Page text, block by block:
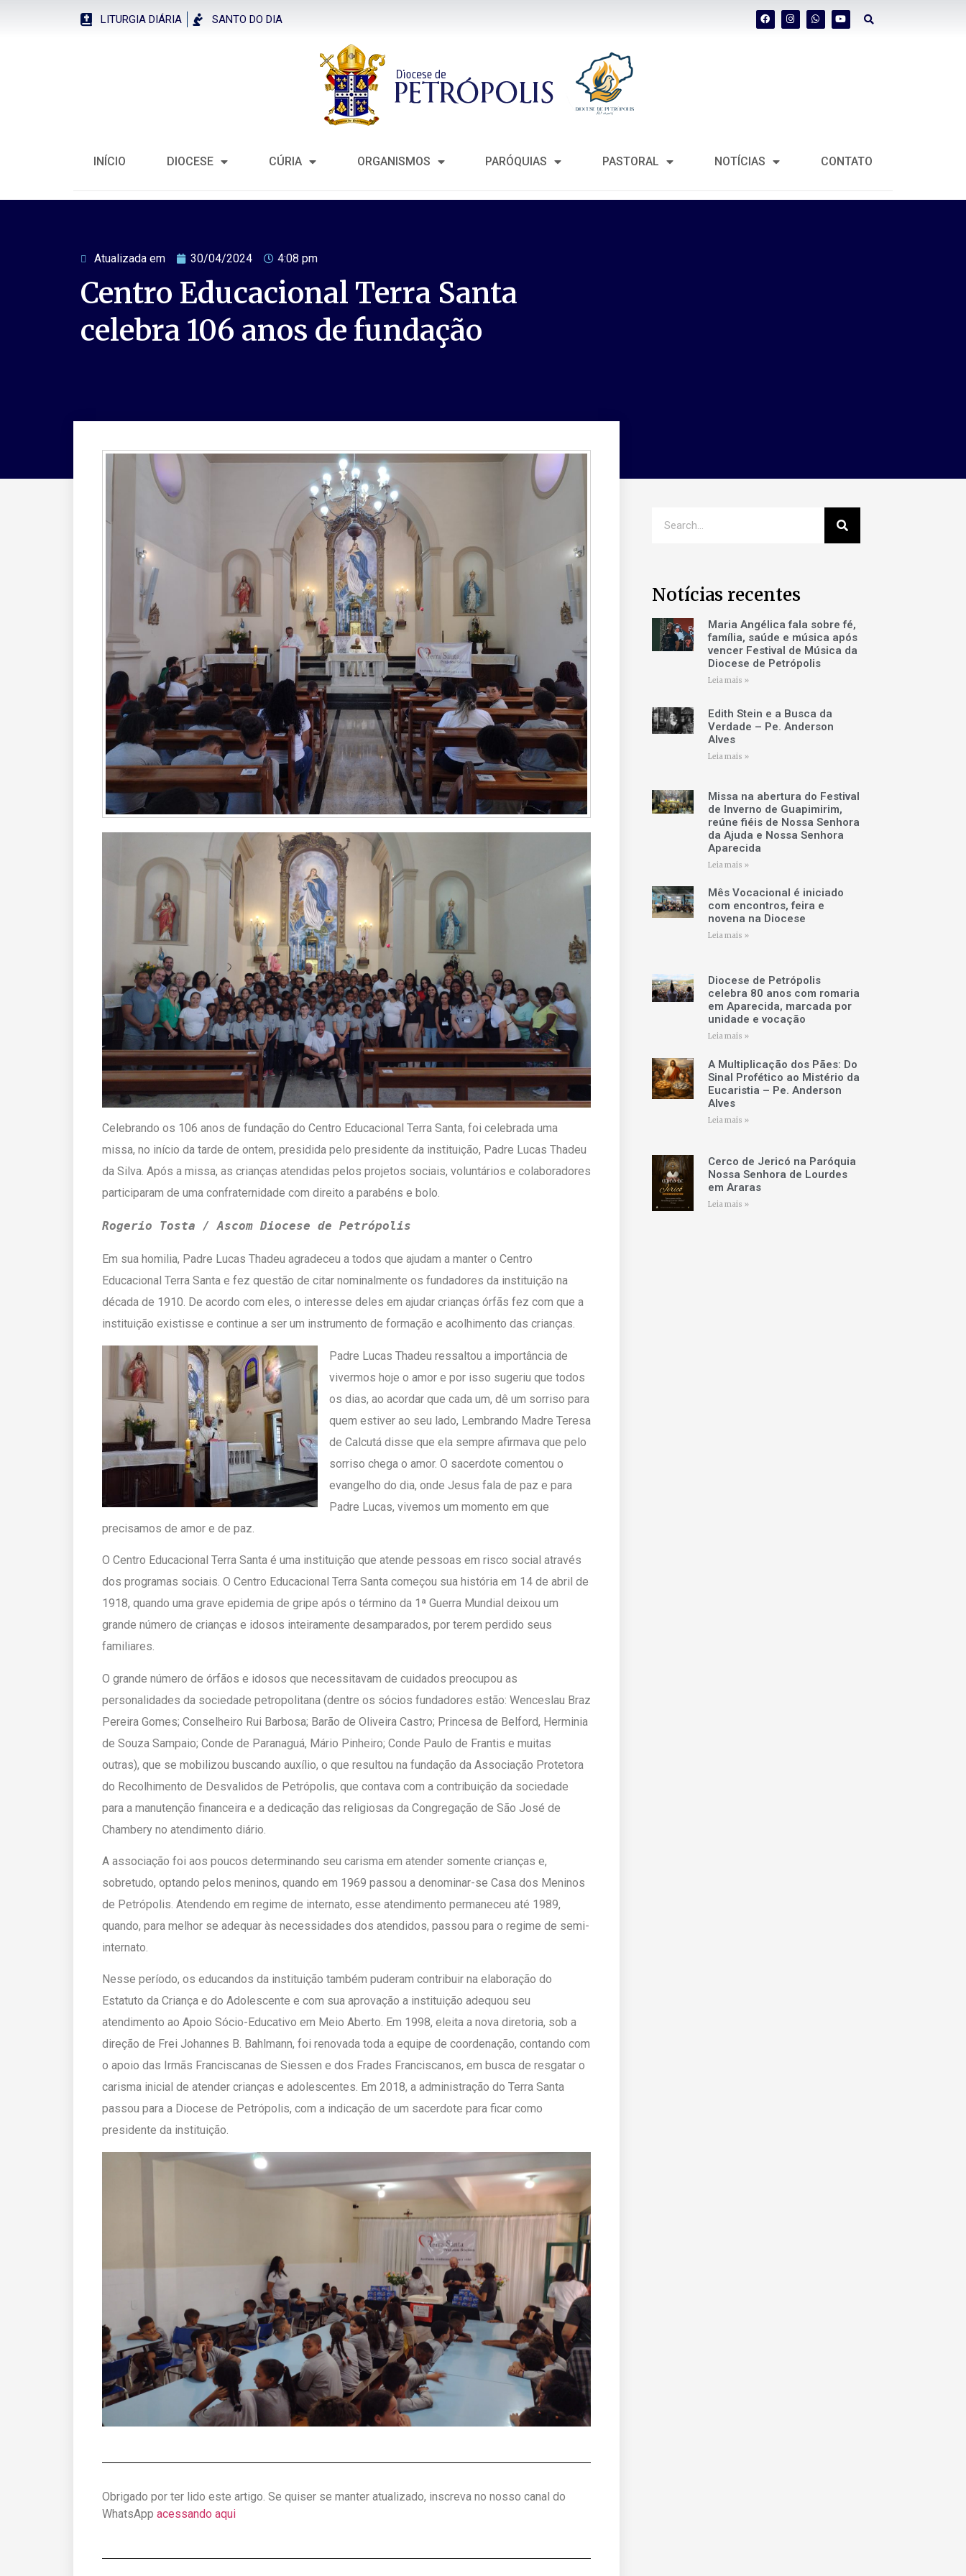
LITURGIA DIÁRIA SANTO DO DIA
INÍCIO DIOCESE CÚRIA ORGANISMOS PARÓQUIAS PASTORAL NOTÍCIAS CONTATO
Atualizada em 30/04/2024 4:08 pm
Centro Educacional Terra Santa
celebra 106 anos de fundação
Celebrando os 106 anos de fundação do Centro Educacional Terra Santa, foi celebrada uma
missa, no início da tarde de ontem, presidida pelo presidente da instituição, Padre Lucas Thadeu
da Silva. Após a missa, as crianças atendidas pelos projetos sociais, voluntários e colaboradores
participaram de uma confraternidade com direito a parabéns e bolo.
Rogerio Tosta / Ascom Diocese de Petrópolis
Em sua homilia, Padre Lucas Thadeu agradeceu a todos que ajudam a manter o Centro
Educacional Terra Santa e fez questão de citar nominalmente os fundadores da instituição na
década de 1910. De acordo com eles, o interesse deles em ajudar crianças órfãs fez com que a
instituição existisse e continue a ser um instrumento de formação e acolhimento das crianças.
Padre Lucas Thadeu ressaltou a importância de
vivermos hoje o amor e por isso sugeriu que todos
os dias, ao acordar que cada um, dê um sorriso para
quem estiver ao seu lado, Lembrando Madre Teresa
de Calcutá disse que ela sempre afirmava que pelo
sorriso chega o amor. O sacerdote comentou o
evangelho do dia, onde Jesus fala de paz e para
Padre Lucas, vivemos um momento em que
precisamos de amor e de paz.
O Centro Educacional Terra Santa é uma instituição que atende pessoas em risco social através
dos programas sociais. O Centro Educacional Terra Santa começou sua história em 14 de abril de
1918, quando uma grave epidemia de gripe após o término da 1ª Guerra Mundial deixou um
grande número de crianças e idosos inteiramente desamparados, por terem perdido seus
familiares.
O grande número de órfãos e idosos que necessitavam de cuidados preocupou as
personalidades da sociedade petropolitana (dentre os sócios fundadores estão: Wenceslau Braz
Pereira Gomes; Conselheiro Rui Barbosa; Barão de Oliveira Castro; Princesa de Belford, Herminia
de Souza Sampaio; Conde de Paranaguá, Mário Pinheiro; Conde Paulo de Frantis e muitas
outras), que se mobilizou buscando auxílio, o que resultou na fundação da Associação Protetora
do Recolhimento de Desvalidos de Petrópolis, que contava com a contribuição da sociedade
para a manutenção financeira e a dedicação das religiosas da Congregação de São José de
Chambery no atendimento diário.
A associação foi aos poucos determinando seu carisma em atender somente crianças e,
sobretudo, optando pelos meninos, quando em 1969 passou a denominar-se Casa dos Meninos
de Petrópolis. Atendendo em regime de internato, esse atendimento permaneceu até 1989,
quando, para melhor se adequar às necessidades dos atendidos, passou para o regime de semi-
internato.
Nesse período, os educandos da instituição também puderam contribuir na elaboração do
Estatuto da Criança e do Adolescente e com sua aprovação a instituição adequou seu
atendimento ao Apoio Sócio-Educativo em Meio Aberto. Em 1998, eleita a nova diretoria, sob a
direção de Frei Johannes B. Bahlmann, foi renovada toda a equipe de coordenação, contando com
o apoio das Irmãs Franciscanas de Siessen e dos Frades Franciscanos, em busca de resgatar o
carisma inicial de atender crianças e adolescentes. Em 2018, a administração do Terra Santa
passou para a Diocese de Petrópolis, com a indicação de um sacerdote para ficar como
presidente da instituição.
Obrigado por ter lido este artigo. Se quiser se manter atualizado, inscreva no nosso canal do
WhatsApp acessando aqui
Notícias recentes
Maria Angélica fala sobre fé,
família, saúde e música após
vencer Festival de Música da
Diocese de Petrópolis
Leia mais »
Edith Stein e a Busca da
Verdade – Pe. Anderson
Alves
Leia mais »
Missa na abertura do Festival
de Inverno de Guapimirim,
reúne fiéis de Nossa Senhora
da Ajuda e Nossa Senhora
Aparecida
Leia mais »
Mês Vocacional é iniciado
com encontros, feira e
novena na Diocese
Leia mais »
Diocese de Petrópolis
celebra 80 anos com romaria
em Aparecida, marcada por
unidade e vocação
Leia mais »
A Multiplicação dos Pães: Do
Sinal Profético ao Mistério da
Eucaristia – Pe. Anderson
Alves
Leia mais »
Cerco de Jericó na Paróquia
Nossa Senhora de Lourdes
em Araras
Leia mais »